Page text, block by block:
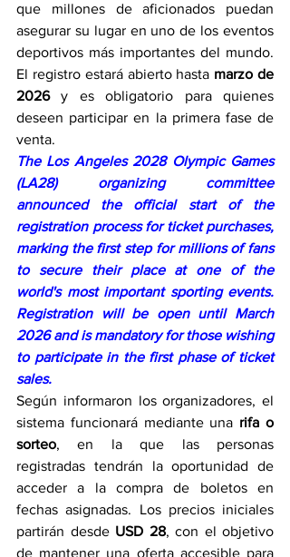
que millones de aficionados puedan
asegurar su lugar en uno de los eventos
deportivos más importantes del mundo.
El registro estará abierto hasta marzo de
2026 y es obligatorio para quienes
deseen participar en la primera fase de
venta.
The Los Angeles 2028 Olympic Games
(LA28) organizing committee
announced the official start of the
registration process for ticket purchases,
marking the first step for millions of fans
to secure their place at one of the
world's most important sporting events.
Registration will be open until March
2026 and is mandatory for those wishing
to participate in the first phase of ticket
sales.
Según informaron los organizadores, el
sistema funcionará mediante una rifa o
sorteo, en la que las personas
registradas tendrán la oportunidad de
acceder a la compra de boletos en
fechas asignadas. Los precios iniciales
partirán desde USD 28, con el objetivo
de mantener una oferta accesible para